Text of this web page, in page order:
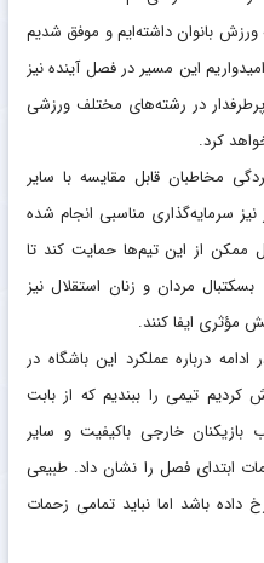
ورزش بانوان داشته‌ایم و موفق شدیم
این مسیر در فصل آینده نیز
در رشته‌های مختلف ورزشی
کرد.
مخاطبان قابل مقایسه با سایر
سرمایه‌گذاری مناسبی انجام شده
از این تیم‌ها حمایت کند تا
مردان و زنان استقلال نیز
مؤثری ایفا کنند.
درباره عملکرد این باشگاه در
تیمی را ببندیم که از بابت
خارجی باکیفیت و سایر
ابتدای فصل را نشان داد. طبیعی
باشد اما نباید تمامی زحمات